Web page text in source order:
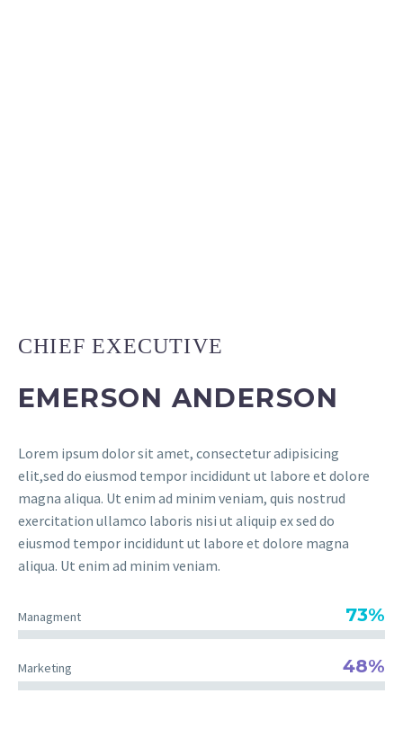
CHIEF EXECUTIVE
EMERSON ANDERSON
Lorem ipsum dolor sit amet, consectetur adipisicing
elit,sed do eiusmod tempor incididunt ut labore et dolore
magna aliqua. Ut enim ad minim veniam, quis nostrud
exercitation ullamco laboris nisi ut aliquip ex sed do
eiusmod tempor incididunt ut labore et dolore magna
aliqua. Ut enim ad minim veniam.
Managment 73%
Marketing 48%